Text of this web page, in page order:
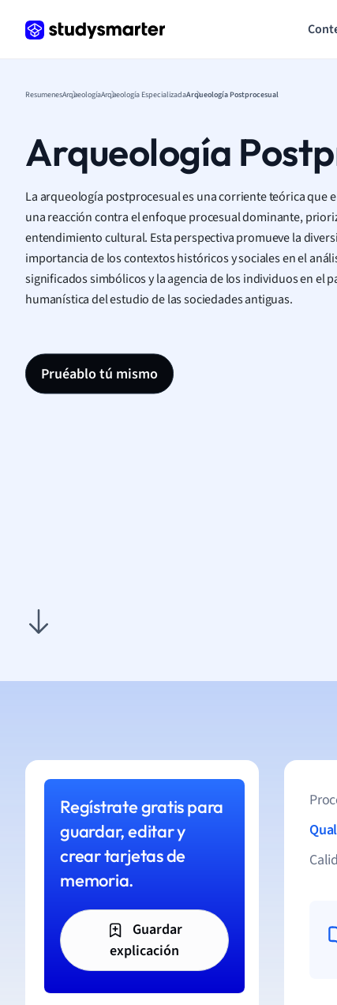
ResumenesArqueologíaArqueología EspecializadaArqueología Postprocesual
Arqueología
La arqueología postprocesual es una corriente teórica que
una reacción contra el enfoque procesual dominante,
entendimiento cultural. Esta perspectiva promueve la
importancia de los contextos históricos y sociales en el
significados simbólicos y la agencia de los individuos en el
humanística del estudio de las sociedades antiguas.
Pruéablo tú mismo
Regístrate gratis para
guardar, editar y
crear tarjetas de
memoria.
Guardar
explicación